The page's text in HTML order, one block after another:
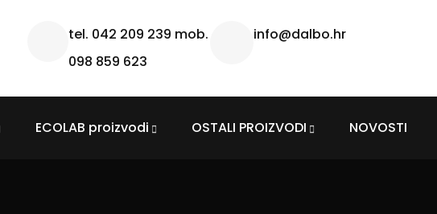
tel. 042 209 239 mob.
098 859 623
info@dalbo.hr
ECOLAB proizvodi OSTALI PROIZVODI NOVOSTI